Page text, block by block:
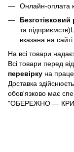
Онлайн-оплата
та
вказана на сайті
На всі товари
Всі товари перед
перевірку на
Доставка
обов'язково має
"ОБЕРЕЖНО —